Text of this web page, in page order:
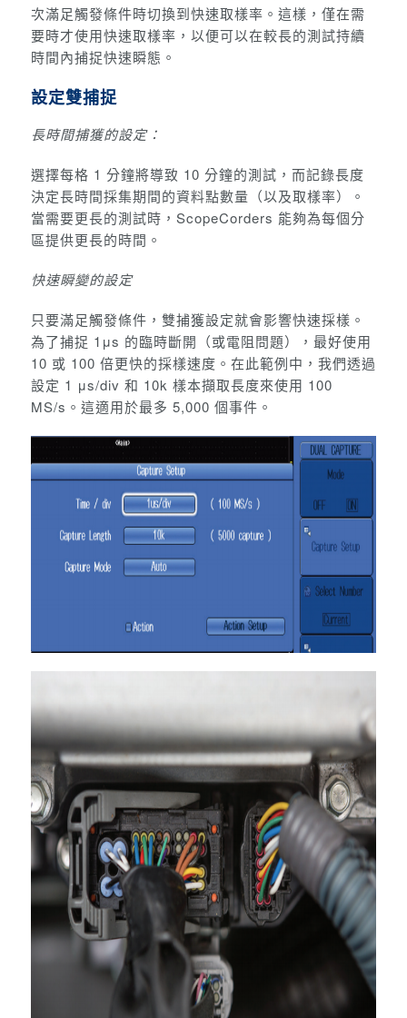
次滿足觸發條件時切換到快速取樣率。這樣，僅在需
要時才使用快速取樣率，以便可以在較長的測試持續
時間內捕捉快速瞬態。
設定雙捕捉
長時間捕獲的設定：
選擇每格 1 分鐘將導致 10 分鐘的測試，而記錄長度
決定長時間採集期間的資料點數量（以及取樣率）。
當需要更長的測試時，ScopeCorders 能夠為每個分
區提供更長的時間。
快速瞬變的設定
只要滿足觸發條件，雙捕獲設定就會影響快速採樣。
為了捕捉 1μs 的臨時斷開（或電阻問題），最好使用
10 或 100 倍更快的採樣速度。在此範例中，我們透過
設定 1 μs/div 和 10k 樣本擷取長度來使用 100
MS/s。這適用於最多 5,000 個事件。